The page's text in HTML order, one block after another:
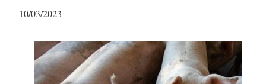
Fecha
10/03/2023